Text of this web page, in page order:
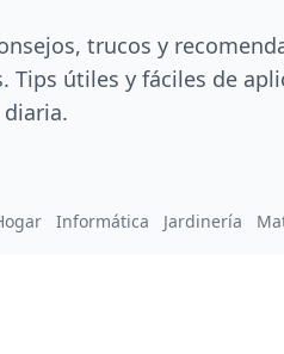
trucos y
Tips útiles y fáciles de
diaria.
Informática Jardinería